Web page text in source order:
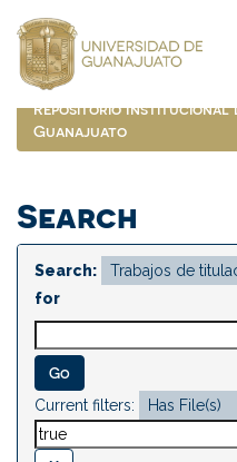
navigation
Repositorio Institucional
Guanajuato
Search
Search:
for
Current filters: